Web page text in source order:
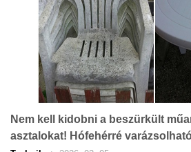
Nem kell kidobni a beszürkült
asztalokat! Hófehérré